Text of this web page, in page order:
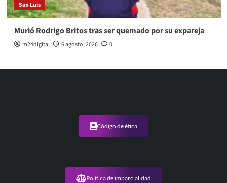
San Luis
Murió Rodrigo Britos tras ser quemado por su expareja
m24digital 6 agosto, 2026 0
Código de ética
Política de imparcialidad